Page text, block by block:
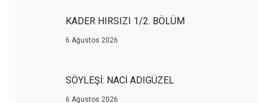
KADER HIRSIZI 1/2. BÖLÜM
6 Ağustos 2026
SÖYLEŞİ: NACİ ADIGÜZEL
6 Ağustos 2026